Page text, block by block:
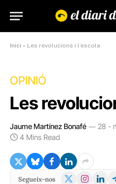
Inici » Les revolucions i l’escola
OPINIÓ
Les
Jaume Martínez Bonafé
28 -
4 Mins Read
Segueix-nos
X
Instagram